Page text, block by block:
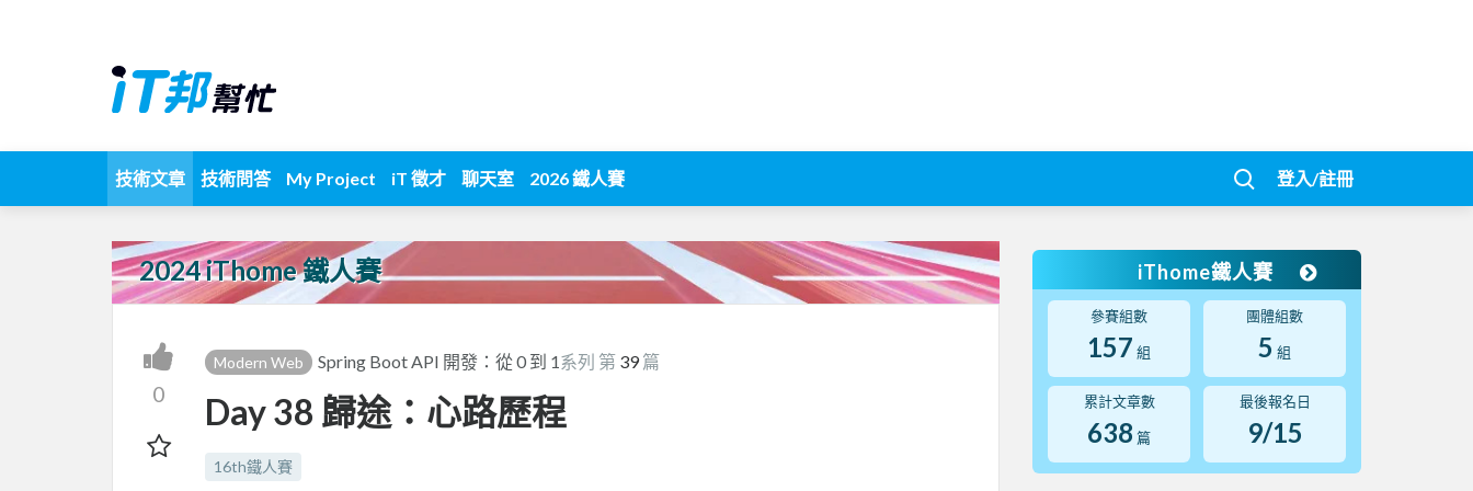
技術文章 技術問答 My Project iT 徵才 聊天室 2026 鐵人賽 登入/註冊
2024 iThome 鐵人賽
0
Modern Web Spring Boot API 開發：從 0 到 1系列 第 39篇
Day 38 歸途：心路歷程
16th鐵人賽
iThome鐵人賽
參賽組數
157 組
團體組數
5 組
累計文章數
638 篇
最後報名日
9/15